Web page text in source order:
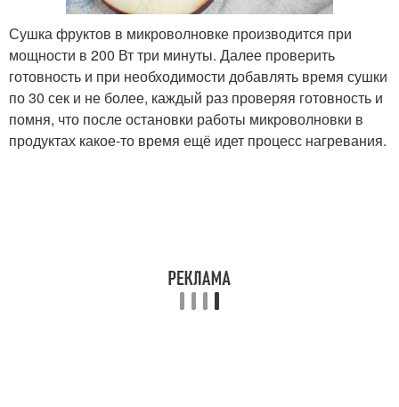
Сушка фруктов в микроволновке производится при
мощности в 200 Вт три минуты. Далее проверить
готовность и при необходимости добавлять время сушки
по 30 сек и не более, каждый раз проверяя готовность и
помня, что после остановки работы микроволновки в
продуктах какое-то время ещё идет процесс нагревания.